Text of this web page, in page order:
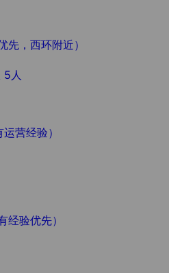
，西环附近）
5人
营经验）
经验优先）